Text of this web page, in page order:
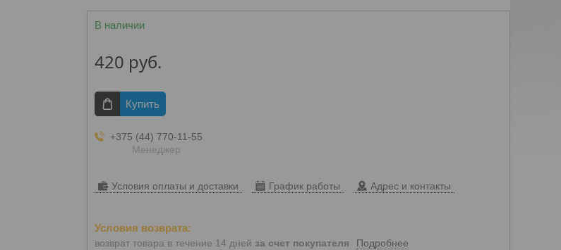
В наличии
420 руб.
Купить
+375 (44) 770-11-55
Менеджер
Условия оплаты и доставки График работы Адрес и контакты
возврат товара в течение 14 дней за счет покупателя Подробнее